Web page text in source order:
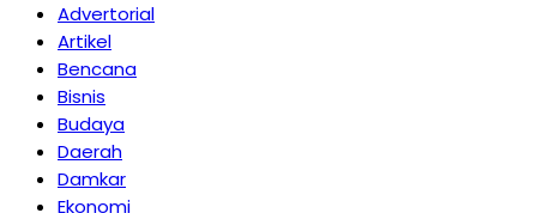
Advertorial
Artikel
Bencana
Bisnis
Budaya
Daerah
Damkar
Ekonomi